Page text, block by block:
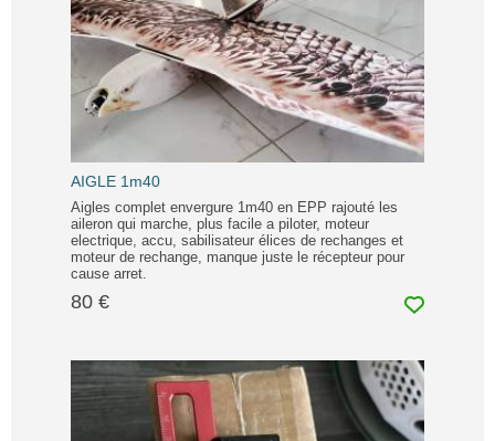
AIGLE 1m40
Aigles complet envergure 1m40 en EPP rajouté les
aileron qui marche, plus facile a piloter, moteur
electrique, accu, sabilisateur élices de rechanges et
moteur de rechange, manque juste le récepteur pour
cause arret.
80 €